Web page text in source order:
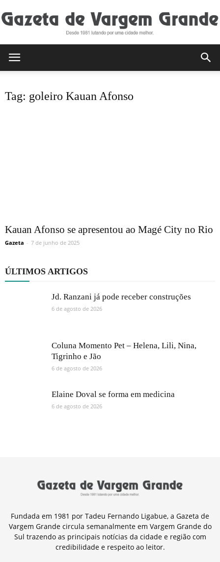
Tag: goleiro Kauan Afonso
Kauan Afonso se apresentou ao Magé City no Rio
Gazeta - 7 de junho de 2025
ÚLTIMOS ARTIGOS
Jd. Ranzani já pode receber construções
6 de agosto de 2026
Coluna Momento Pet – Helena, Lili, Nina,
Tigrinho e Jão
6 de agosto de 2026
Elaine Doval se forma em medicina
6 de agosto de 2026
Fundada em 1981 por Tadeu Fernando Ligabue, a Gazeta de
Vargem Grande circula semanalmente em Vargem Grande do
Sul trazendo as principais notícias da cidade e região com
credibilidade e respeito ao leitor.